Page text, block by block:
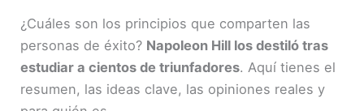
¿Cuáles son los principios que comparten las
personas de éxito? Napoleon Hill los destiló tras
estudiar a cientos de triunfadores. Aquí tienes el
resumen, las ideas clave, las opiniones reales y